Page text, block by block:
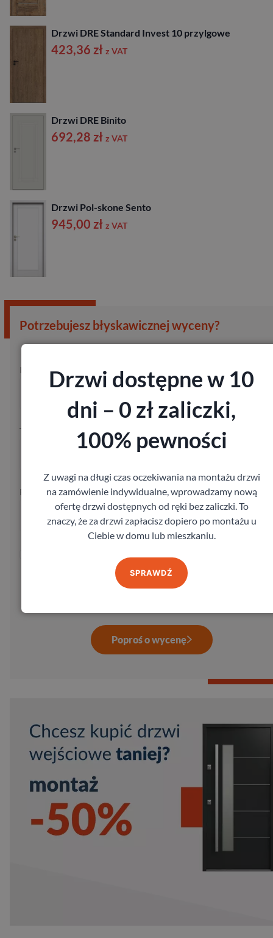
Drzwi DRE Standard Invest 10 przylgowe
423,36 zł z VAT
Drzwi DRE Binito
692,28 zł z VAT
Drzwi Pol-skone Sento
945,00 zł z VAT
Potrzebujesz błyskawicznej wyceny?
Imię:
Telefon:
E-mail:
danych osobowych w celu skontaktowania się z Tobą w sprawie
Twojego zamówienia, zgodnie z ustawą z dnia 29.08.97 o
danych osobowych, Dz. U. Nr 133, poz. 883.
Poproś o wycenę
Drzwi dostępne w 10
dni – 0 zł zaliczki,
100% pewności
Z uwagi na długi czas oczekiwania na montażu drzwi
na zamówienie indywidualne, wprowadzamy nową
ofertę drzwi dostępnych od ręki bez zaliczki. To
znaczy, że za drzwi zapłacisz dopiero po montażu u
Ciebie w domu lub mieszkaniu.
SPRAWDŹ